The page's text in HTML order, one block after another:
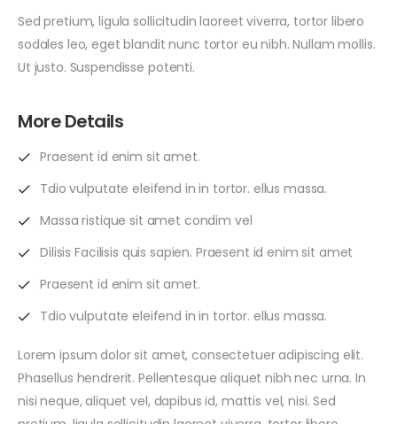
Sed pretium, ligula sollicitudin laoreet viverra, tortor libero
sodales leo, eget blandit nunc tortor eu nibh. Nullam mollis.
Ut justo. Suspendisse potenti.
More Details
Praesent id enim sit amet.
Tdio vulputate eleifend in in tortor. ellus massa.
Massa ristique sit amet condim vel
Dilisis Facilisis quis sapien. Praesent id enim sit amet
Praesent id enim sit amet.
Tdio vulputate eleifend in in tortor. ellus massa.
Lorem ipsum dolor sit amet, consectetuer adipiscing elit.
Phasellus hendrerit. Pellentesque aliquet nibh nec urna. In
nisi neque, aliquet vel, dapibus id, mattis vel, nisi. Sed